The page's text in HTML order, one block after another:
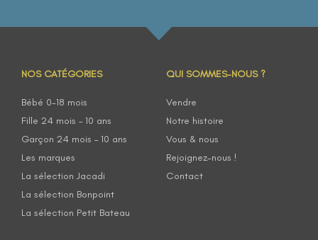
NOS CATÉGORIES
Bébé 0-18 mois
Fille 24 mois – 10 ans
Garçon 24 mois – 10 ans
Les marques
La sélection Jacadi
La sélection Bonpoint
La sélection Petit Bateau
QUI SOMMES-NOUS ?
Vendre
Notre histoire
Vous & nous
Rejoignez-nous !
Contact